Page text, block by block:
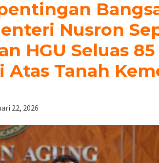
Nusron
HGU Seluas
Atas Tanah
22, 2026